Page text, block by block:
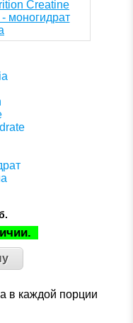
в каждой порции